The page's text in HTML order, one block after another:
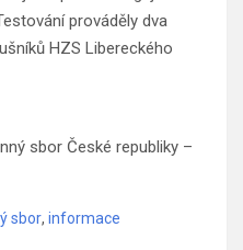
prováděly dva
HZS Libereckého
sbor České republiky –
sbor, informace